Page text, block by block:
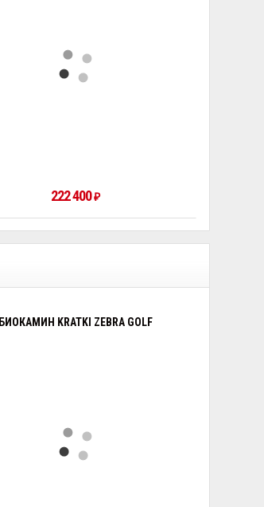
222 400₽
БИОКАМИН KRATKI ZEBRA GOLF